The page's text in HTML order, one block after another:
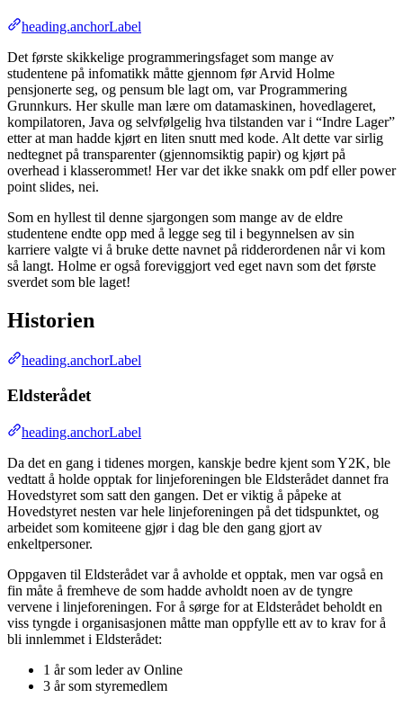
heading.anchorLabel
Det første skikkelige programmeringsfaget som mange av
studentene på infomatikk måtte gjennom før Arvid Holme
pensjonerte seg, og pensum ble lagt om, var Programmering
Grunnkurs. Her skulle man lære om datamaskinen, hovedlageret,
kompilatoren, Java og selvfølgelig hva tilstanden var i “Indre Lager”
etter at man hadde kjørt en liten snutt med kode. Alt dette var sirlig
nedtegnet på transparenter (gjennomsiktig papir) og kjørt på
overhead i klasserommet! Her var det ikke snakk om pdf eller power
point slides, nei.
Som en hyllest til denne sjargongen som mange av de eldre
studentene endte opp med å legge seg til i begynnelsen av sin
karriere valgte vi å bruke dette navnet på ridderordenen når vi kom
så langt. Holme er også foreviggjort ved eget navn som det første
sverdet som ble laget!
Historien
heading.anchorLabel
Eldsterådet
heading.anchorLabel
Da det en gang i tidenes morgen, kanskje bedre kjent som Y2K, ble
vedtatt å holde opptak for linjeforeningen ble Eldsterådet dannet fra
Hovedstyret som satt den gangen. Det er viktig å påpeke at
Hovedstyret nesten var hele linjeforeningen på det tidspunktet, og
arbeidet som komiteene gjør i dag ble den gang gjort av
enkeltpersoner.
Oppgaven til Eldsterådet var å avholde et opptak, men var også en
fin måte å fremheve de som hadde avholdt noen av de tyngre
vervene i linjeforeningen. For å sørge for at Eldsterådet beholdt en
viss tyngde i organisasjonen måtte man oppfylle ett av to krav for å
bli innlemmet i Eldsterådet:
1 år som leder av Online
3 år som styremedlem